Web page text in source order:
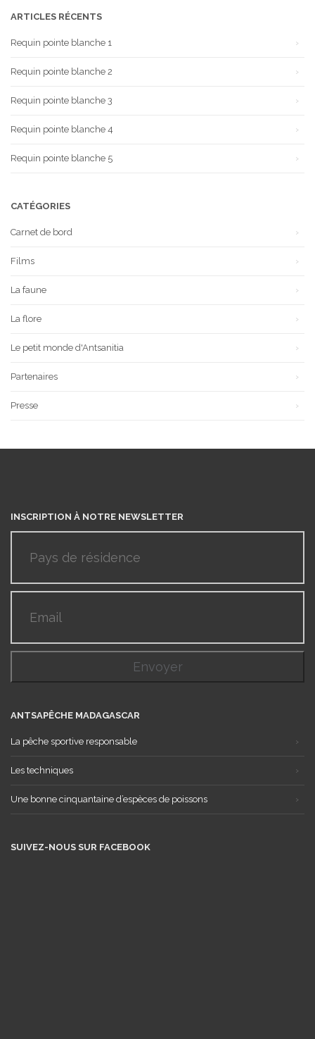
ARTICLES RÉCENTS
Requin pointe blanche 1
Requin pointe blanche 2
Requin pointe blanche 3
Requin pointe blanche 4
Requin pointe blanche 5
CATÉGORIES
Carnet de bord
Films
La faune
La flore
Le petit monde d'Antsanitia
Partenaires
Presse
INSCRIPTION À NOTRE NEWSLETTER
ANTSAPÊCHE MADAGASCAR
La pêche sportive responsable
Les techniques
Une bonne cinquantaine d’espèces de poissons
SUIVEZ-NOUS SUR FACEBOOK